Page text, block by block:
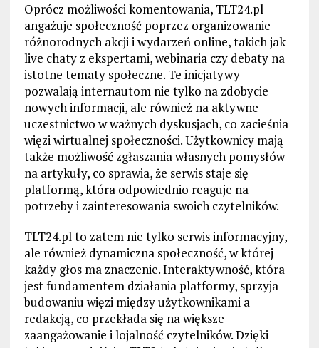
Oprócz możliwości komentowania, TLT24.pl
angażuje społeczność poprzez organizowanie
różnorodnych akcji i wydarzeń online, takich jak
live chaty z ekspertami, webinaria czy debaty na
istotne tematy społeczne. Te inicjatywy
pozwalają internautom nie tylko na zdobycie
nowych informacji, ale również na aktywne
uczestnictwo w ważnych dyskusjach, co zacieśnia
więzi wirtualnej społeczności. Użytkownicy mają
także możliwość zgłaszania własnych pomysłów
na artykuły, co sprawia, że serwis staje się
platformą, która odpowiednio reaguje na
potrzeby i zainteresowania swoich czytelników.
TLT24.pl to zatem nie tylko serwis informacyjny,
ale również dynamiczna społeczność, w której
każdy głos ma znaczenie. Interaktywność, która
jest fundamentem działania platformy, sprzyja
budowaniu więzi między użytkownikami a
redakcją, co przekłada się na większe
zaangażowanie i lojalność czytelników. Dzięki